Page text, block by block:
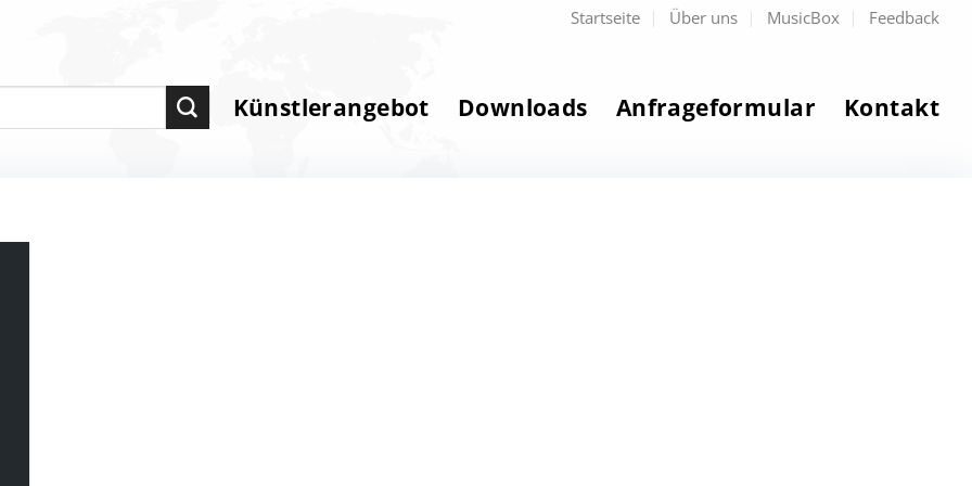
Startseite Über uns MusicBox Feedback
Künstlerangebot Downloads Anfrageformular Kontakt